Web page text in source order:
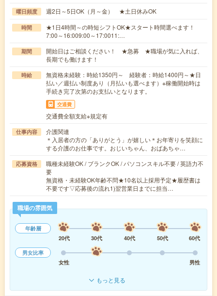
曜日頻度 週2日～5日OK（月～金） ★土日休みOK
時間
★1日4時間～の時短シフトOK★スタート時間選べます！
7:00～16:009:00～17:0011:…
期間
開始日はご相談ください！ ★急募 ★職場が気に入れば、
長期でも働けます！
時給
無資格未経験：時給1350円～ 経験者：時給1400円～★日
払い／週払い制度あり（月払いも選べます）※稼働開始時は
手続き完了次第のお支払いとなります。
交通費
交通費全額支給※規定有
仕事内容
介護関連
＊入居者の方の「ありがとう」が嬉しい＊お年寄りを笑顔に
する介護のお仕事です。おじいちゃん、おばあちゃ…
応募資格
職種未経験OK / ブランクOK / パソコンスキル不要 / 英語力不
要
無資格・未経験OK年齢不問★10名以上採用予定★履歴書は
不要です▽応募後の流れ1)翌営業日までに担当…
職場の雰囲気
年齢層
20代
30代 40代 50代
60代
男女比率
女性
男性
もっと見る